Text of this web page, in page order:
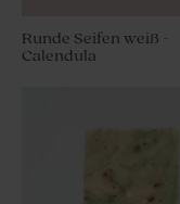
Runde Seifen weiß -
Calendula